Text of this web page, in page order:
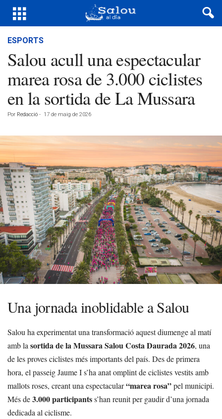
ESPORTS
Salou acull una espectacular
marea rosa de 3.000 ciclistes
en la sortida de La Mussara
Por Redacció - 17 de maig de 2026
Una jornada inoblidable a Salou
Salou ha experimentat una transformació aquest diumenge al matí
amb la sortida de la Mussara Salou Costa Daurada 2026, una
de les proves ciclistes més importants del país. Des de primera
hora, el passeig Jaume I s’ha anat omplint de ciclistes vestits amb
mallots roses, creant una espectacular“marea rosa”pel municipi.
Més de3.000 participantss’han reunit per gaudir d’una jornada
dedicada al ciclisme.